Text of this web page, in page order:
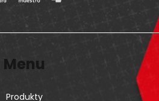
Menu
Produkty